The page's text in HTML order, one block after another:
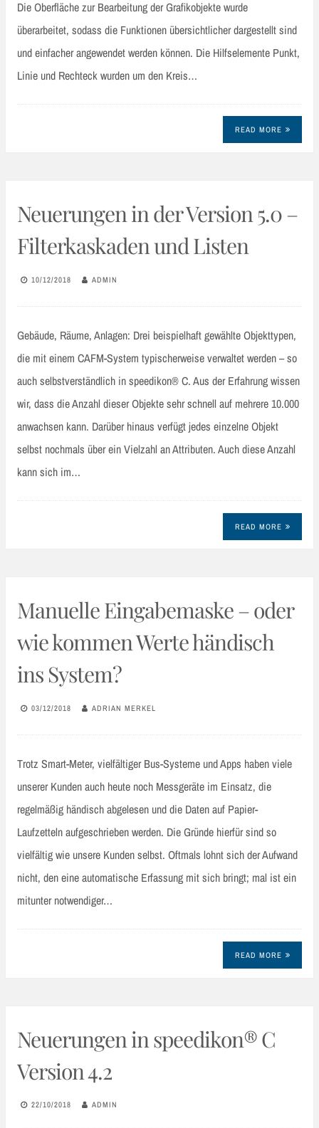
Die Oberfläche zur Bearbeitung der Grafikobjekte wurde
überarbeitet, sodass die Funktionen übersichtlicher dargestellt sind
und einfacher angewendet werden können. Die Hilfselemente Punkt,
Linie und Rechteck wurden um den Kreis…
READ MORE
Neuerungen in der Version 5.0 –
Filterkaskaden und Listen
10/12/2018 ADMIN
Gebäude, Räume, Anlagen: Drei beispielhaft gewählte Objekttypen,
die mit einem CAFM-System typischerweise verwaltet werden – so
auch selbstverständlich in speedikon® C. Aus der Erfahrung wissen
wir, dass die Anzahl dieser Objekte sehr schnell auf mehrere 10.000
anwachsen kann. Darüber hinaus verfügt jedes einzelne Objekt
selbst nochmals über ein Vielzahl an Attributen. Auch diese Anzahl
kann sich im…
READ MORE
Manuelle Eingabemaske – oder
wie kommen Werte händisch
ins System?
03/12/2018 ADRIAN MERKEL
Trotz Smart-Meter, vielfältiger Bus-Systeme und Apps haben viele
unserer Kunden auch heute noch Messgeräte im Einsatz, die
regelmäßig händisch abgelesen und die Daten auf Papier-
Laufzetteln aufgeschrieben werden. Die Gründe hierfür sind so
vielfältig wie unsere Kunden selbst. Oftmals lohnt sich der Aufwand
nicht, den eine automatische Erfassung mit sich bringt; mal ist ein
mitunter notwendiger…
READ MORE
Neuerungen in speedikon® C
Version 4.2
22/10/2018 ADMIN